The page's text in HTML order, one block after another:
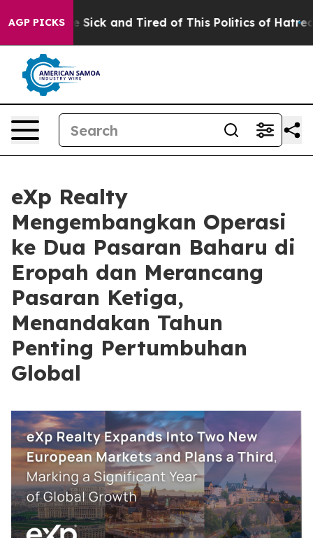
AGP PICKS
Are Sick and Tired of This Politics of Hatred” The
eXp Realty
Mengembangkan Operasi
ke Dua Pasaran Baharu di
Eropah dan Merancang
Pasaran Ketiga,
Menandakan Tahun
Penting Pertumbuhan
Global